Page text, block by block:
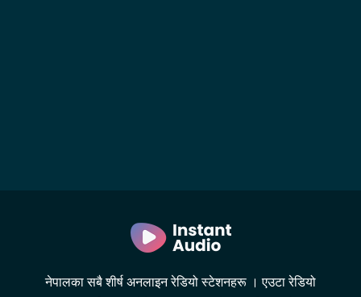
नेपालका सबै शीर्ष अनलाइन रेडियो स्टेशनहरू । एउटा रेडियो